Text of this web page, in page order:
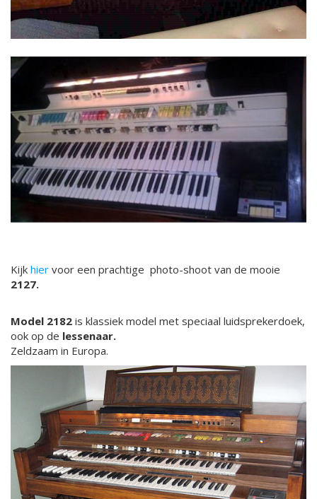
Kijk hier voor een prachtige photo-shoot van de mooie
2127.
Model 2182 is klassiek model met speciaal luidsprekerdoek,
ook op de lessenaar.
Zeldzaam in Europa.